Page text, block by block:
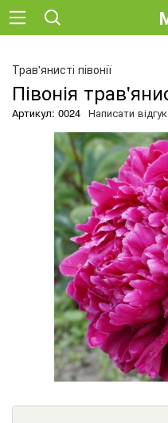
Трав'янисті півонії
Півонія
Артикул: 0024 Написати відгук